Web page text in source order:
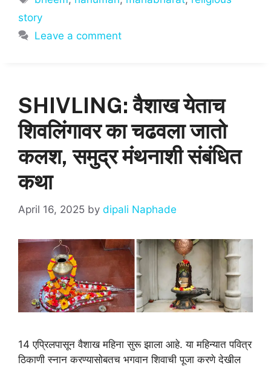
A
p
o
story
Leave a comment
SHIVLING: वैशाख येताच
शिवलिंगावर का चढवला जातो
कलश, समुद्र मंथनाशी संबंधित
कथा
April 16, 2025 by dipali Naphade
14 एप्रिलपासून वैशाख महिना सुरू झाला आहे. या महिन्यात पवित्र
ठिकाणी स्नान करण्यासोबतच भगवान शिवाची पूजा करणे देखील